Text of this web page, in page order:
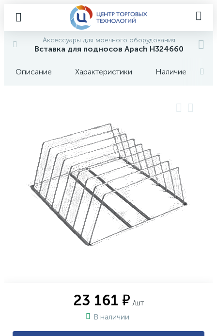
Аксессуары для моечного оборудования
Вставка для подносов Apach H324660
Описание Характеристики Наличие
23 161 ₽ /шт
В наличии